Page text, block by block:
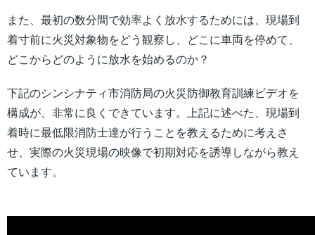
また、最初の数分間で効率よく放水するためには、現場到
着寸前に火災対象物をどう観察し、どこに車両を停めて、
どこからどのように放水を始めるのか？
下記のシンシナティ市消防局の火災防御教育訓練ビデオを
構成が、非常に良くできています。上記に述べた、現場到
着時に最低限消防士達が行うことを教えるために考えさ
せ、実際の火災現場の映像で初期対応を誘導しながら教え
ています。